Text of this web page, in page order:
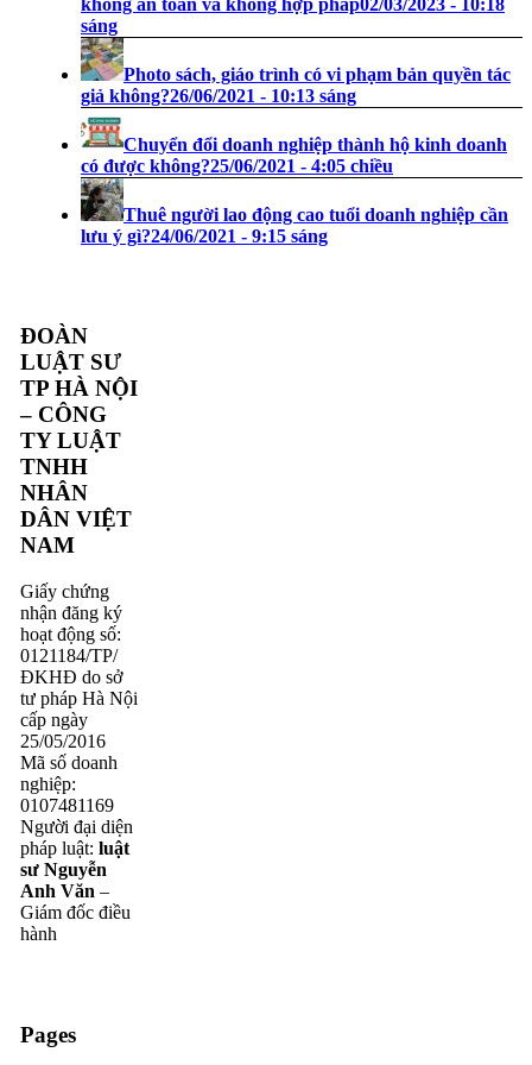
sáng
Photo sách, giáo trình có vi phạm bản quyền tác
giả không?26/06/2021 - 10:13 sáng
Chuyển đổi doanh nghiệp thành hộ kinh doanh
có được không?25/06/2021 - 4:05 chiều
Thuê người lao động cao tuổi doanh nghiệp cần
lưu ý gì?24/06/2021 - 9:15 sáng
ĐOÀN
LUẬT SƯ
TP HÀ NỘI
– CÔNG
TY LUẬT
TNHH
NHÂN
DÂN VIỆT
NAM
Giấy chứng
nhận đăng ký
hoạt động số:
0121184/TP/
ĐKHĐ do sở
tư pháp Hà Nội
cấp ngày
25/05/2016
Mã số doanh
nghiệp:
0107481169
Người đại diện
pháp luật: luật
sư Nguyễn
Anh Văn –
Giám đốc điều
hành
Pages